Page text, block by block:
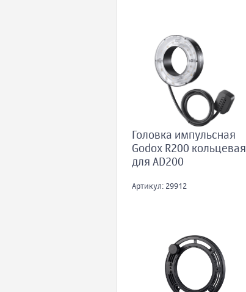
Головка импульсная
Godox R200 кольцевая
для AD200
Артикул: 29912